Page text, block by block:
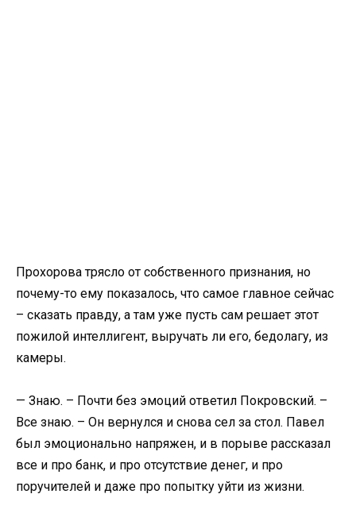
Прохорова трясло от собственного признания, но
почему-то ему показалось, что самое главное сейчас
– сказать правду, а там уже пусть сам решает этот
пожилой интеллигент, выручать ли его, бедолагу, из
камеры.
— Знаю. – Почти без эмоций ответил Покровский. –
Все знаю. – Он вернулся и снова сел за стол. Павел
был эмоционально напряжен, и в порыве рассказал
все и про банк, и про отсутствие денег, и про
поручителей и даже про попытку уйти из жизни.